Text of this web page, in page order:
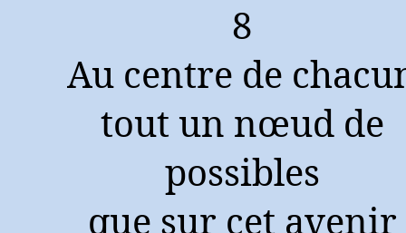
8
Au centre de
tout un nœud de
possibles
que sur cet avenir